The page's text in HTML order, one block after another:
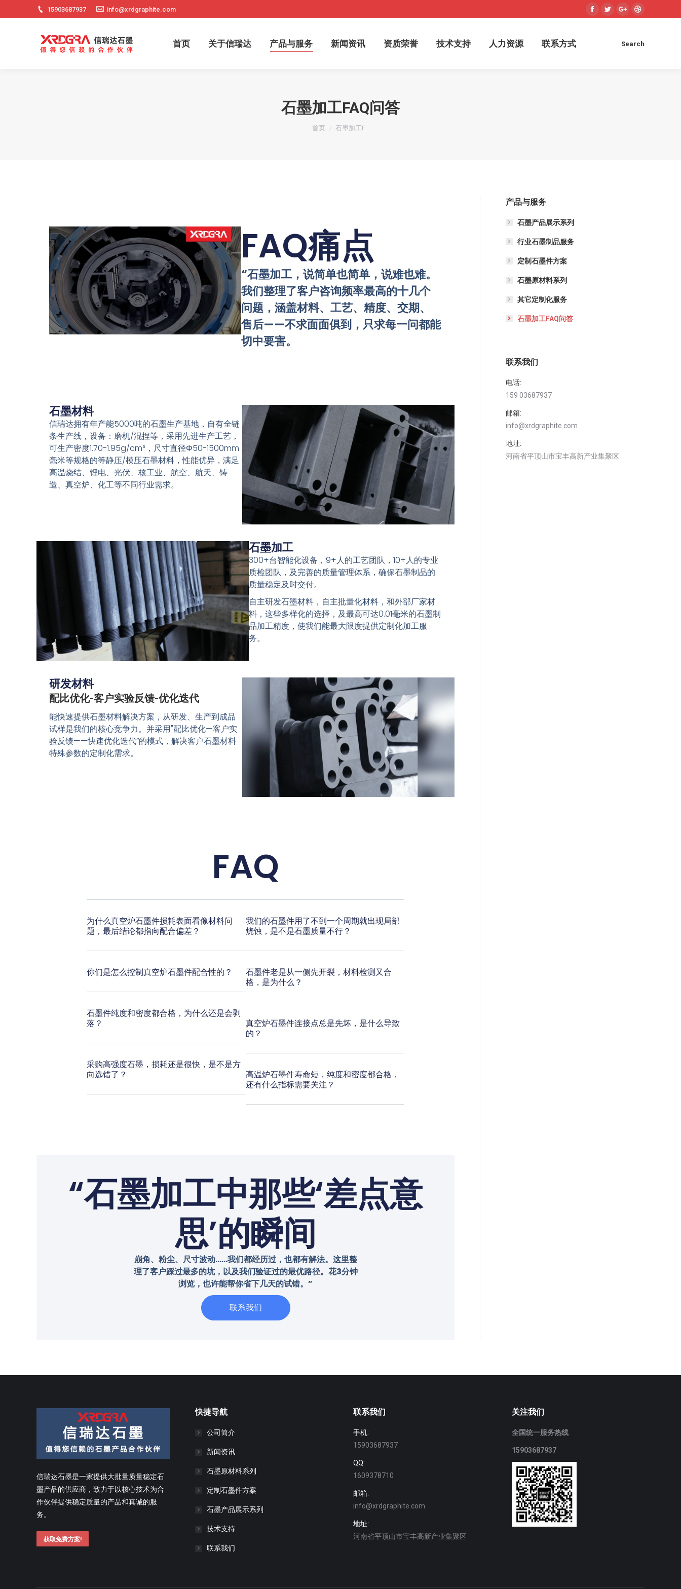
15903687937 info@xrdgraphite.com
首页 关于信瑞达 产品与服务 新闻资讯 资质荣誉 技术支持 人力资源 联系方式 Search
石墨加工FAQ问答
您在这里：
首页 石墨加工F…
FAQ痛点
“石墨加工，说简单也简单，说难也难。
我们整理了客户咨询频率最高的十几个
问题，涵盖材料、工艺、精度、交期、
售后——不求面面俱到，只求每一问都能
切中要害。
石墨材料
信瑞达拥有年产能5000吨的石墨生产基地，自有全链
条生产线，设备：磨机/混捏等，采用先进生产工艺，
可生产密度1.70-1.95g/cm³，尺寸直径Φ50-1500mm
毫米等规格的等静压/模压石墨材料，性能优异，满足
高温烧结、锂电、光伏、核工业、航空、航天、铸
造、真空炉、化工等不同行业需求。
石墨加工
300+台智能化设备，9+人的工艺团队，10+人的专业
质检团队，及完善的质量管理体系，确保石墨制品的
质量稳定及时交付。
自主研发石墨材料，自主批量化材料，和外部厂家材
料，这些多样化的选择，及最高可达0.01毫米的石墨制
品加工精度，使我们能最大限度提供定制化加工服
务。
研发材料
配比优化-客户实验反馈-优化迭代
能快速提供石墨材料解决方案，从研发、生产到成品
试样是我们的核心竞争力。并采用"配比优化—客户实
验反馈——快速优化迭代”的模式，解决客户石墨材料
特殊参数的定制化需求。
FAQ
为什么真空炉石墨件损耗表面看像材料问
题，最后结论都指向配合偏差？
你们是怎么控制真空炉石墨件配合性的？
石墨件纯度和密度都合格，为什么还是会剥
落？
采购高强度石墨，损耗还是很快，是不是方
向选错了？
我们的石墨件用了不到一个周期就出现局部
烧蚀，是不是石墨质量不行？
石墨件老是从一侧先开裂，材料检测又合
格，是为什么？
真空炉石墨件连接点总是先坏，是什么导致
的？
高温炉石墨件寿命短，纯度和密度都合格，
还有什么指标需要关注？
“石墨加工中那些‘差点意
思’的瞬间
崩角、粉尘、尺寸波动……我们都经历过，也都有解法。这里整
理了客户踩过最多的坑，以及我们验证过的最优路径。花3分钟
浏览，也许能帮你省下几天的试错。”
联系我们
产品与服务
石墨产品展示系列
行业石墨制品服务
定制石墨件方案
石墨原材料系列
其它定制化服务
石墨加工FAQ问答
联系我们
电话:
159 03687937
邮箱:
info@xrdgraphite.com
地址:
河南省平顶山市宝丰高新产业集聚区
信瑞达石墨是一家提供大批量质量稳定石
墨产品的供应商，致力于以核心技术为合
作伙伴提供稳定质量的产品和真诚的服
务。
获取免费方案!
快捷导航
公司简介
新闻资讯
石墨原材料系列
定制石墨件方案
石墨产品展示系列
技术支持
联系我们
联系我们
手机:
15903687937
QQ:
1609378710
邮箱:
info@xrdgraphite.com
地址:
河南省平顶山市宝丰高新产业集聚区
关注我们
全国统一服务热线
15903687937
首页 关于信瑞达 产品与服务 新闻资讯 资质荣誉 技术支持 人力资源 联系方式 Search